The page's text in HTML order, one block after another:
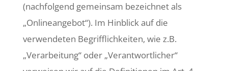
(nachfolgend gemeinsam bezeichnet als
„Onlineangebot“). Im Hinblick auf die
verwendeten Begrifflichkeiten, wie z.B.
„Verarbeitung“ oder „Verantwortlicher“